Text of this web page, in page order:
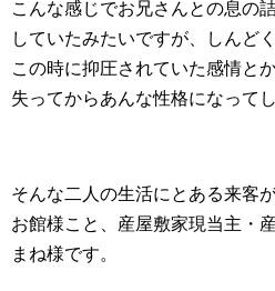
こんな感じでお兄さんとの息の
していたみたいですが、しんど
この時に抑圧されていた感情と
失ってからあんな性格になって
そんな二人の生活にとある来客
お館様こと、産屋敷家現当主・
まね様です。